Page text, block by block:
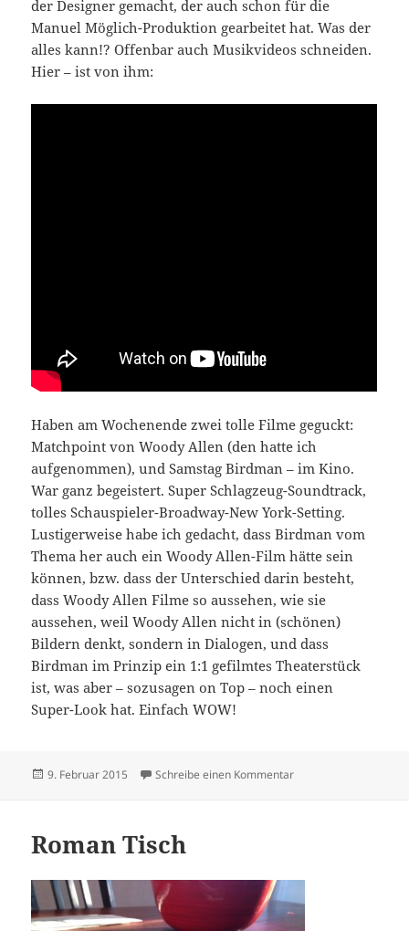
der Designer gemacht, der auch schon für die
Manuel Möglich-Produktion gearbeitet hat. Was der
alles kann!? Offenbar auch Musikvideos schneiden.
Hier – ist von ihm:
Haben am Wochenende zwei tolle Filme geguckt:
Matchpoint von Woody Allen (den hatte ich
aufgenommen), und Samstag Birdman – im Kino.
War ganz begeistert. Super Schlagzeug-Soundtrack,
tolles Schauspieler-Broadway-New York-Setting.
Lustigerweise habe ich gedacht, dass Birdman vom
Thema her auch ein Woody Allen-Film hätte sein
können, bzw. dass der Unterschied darin besteht,
dass Woody Allen Filme so aussehen, wie sie
aussehen, weil Woody Allen nicht in (schönen)
Bildern denkt, sondern in Dialogen, und dass
Birdman im Prinzip ein 1:1 gefilmtes Theaterstück
ist, was aber – sozusagen on Top – noch einen
Super-Look hat. Einfach WOW!
Veröffentlicht
9. Februar 2015 Schreibe einen Kommentarzu Bilda
Roman Tisch